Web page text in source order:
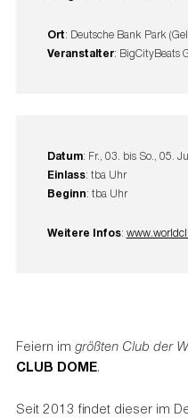
Ort: Deutsche Bank Park
Veranstalter: BigCityBeats
Datum: Fr., 03. bis So., 05.
Einlass: tba Uhr
Beginn: tba Uhr
Weitere Infos:
Feiern im größten Club der
CLUB DOME.
Seit 2013 findet dieser im